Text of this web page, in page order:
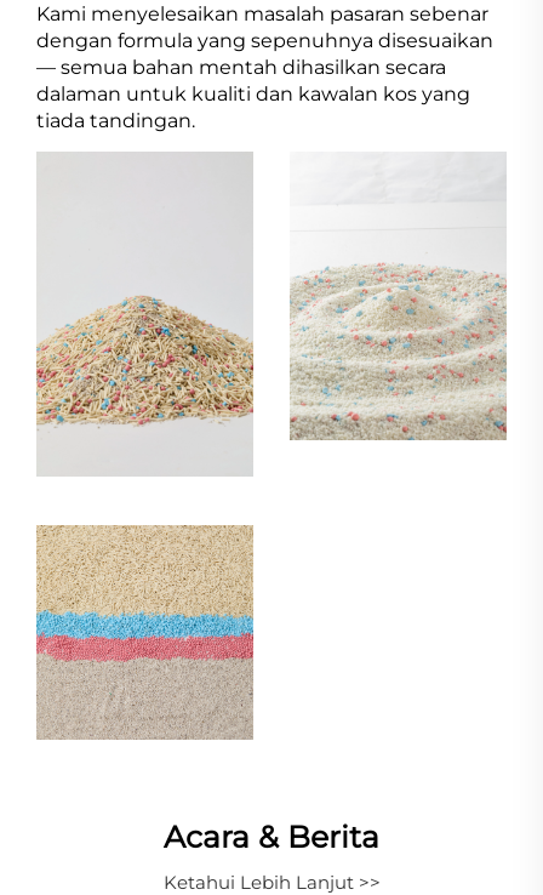
Kami menyelesaikan masalah pasaran sebenar
dengan formula yang sepenuhnya disesuaikan
— semua bahan mentah dihasilkan secara
dalaman untuk kualiti dan kawalan kos yang
tiada tandingan.
Acara & Berita
Ketahui Lebih Lanjut >>